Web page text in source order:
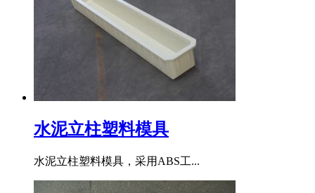
水泥立柱塑料模具
水泥立柱塑料模具，采用ABS工...